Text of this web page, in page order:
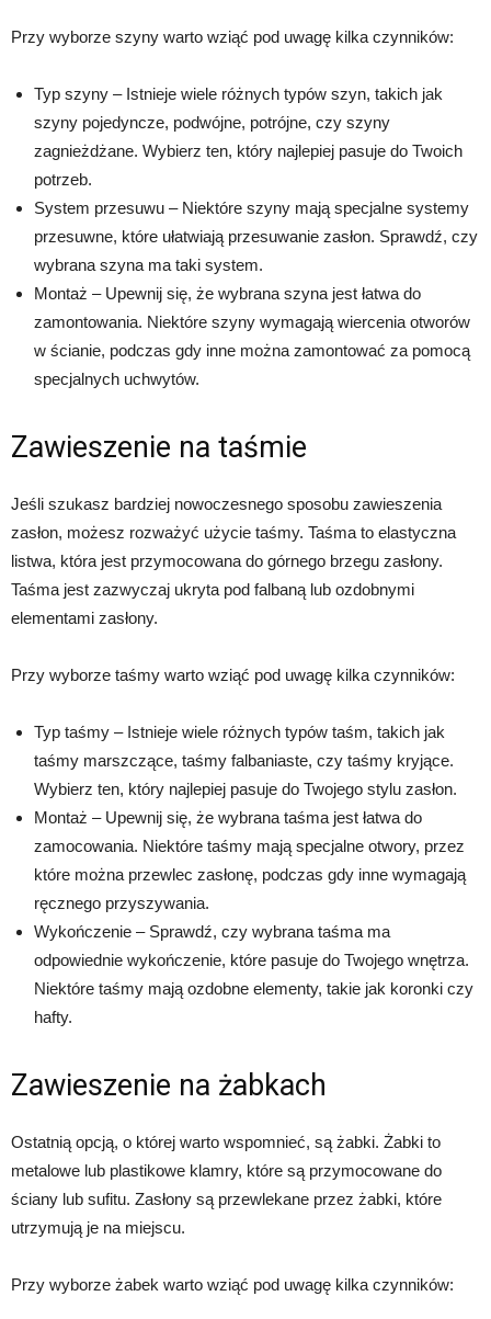
Przy wyborze szyny warto wziąć pod uwagę kilka czynników:
Typ szyny – Istnieje wiele różnych typów szyn, takich jak
szyny pojedyncze, podwójne, potrójne, czy szyny
zagnieżdżane. Wybierz ten, który najlepiej pasuje do Twoich
potrzeb.
System przesuwu – Niektóre szyny mają specjalne systemy
przesuwne, które ułatwiają przesuwanie zasłon. Sprawdź, czy
wybrana szyna ma taki system.
Montaż – Upewnij się, że wybrana szyna jest łatwa do
zamontowania. Niektóre szyny wymagają wiercenia otworów
w ścianie, podczas gdy inne można zamontować za pomocą
specjalnych uchwytów.
Zawieszenie na taśmie
Jeśli szukasz bardziej nowoczesnego sposobu zawieszenia
zasłon, możesz rozważyć użycie taśmy. Taśma to elastyczna
listwa, która jest przymocowana do górnego brzegu zasłony.
Taśma jest zazwyczaj ukryta pod falbaną lub ozdobnymi
elementami zasłony.
Przy wyborze taśmy warto wziąć pod uwagę kilka czynników:
Typ taśmy – Istnieje wiele różnych typów taśm, takich jak
taśmy marszczące, taśmy falbaniaste, czy taśmy kryjące.
Wybierz ten, który najlepiej pasuje do Twojego stylu zasłon.
Montaż – Upewnij się, że wybrana taśma jest łatwa do
zamocowania. Niektóre taśmy mają specjalne otwory, przez
które można przewlec zasłonę, podczas gdy inne wymagają
ręcznego przyszywania.
Wykończenie – Sprawdź, czy wybrana taśma ma
odpowiednie wykończenie, które pasuje do Twojego wnętrza.
Niektóre taśmy mają ozdobne elementy, takie jak koronki czy
hafty.
Zawieszenie na żabkach
Ostatnią opcją, o której warto wspomnieć, są żabki. Żabki to
metalowe lub plastikowe klamry, które są przymocowane do
ściany lub sufitu. Zasłony są przewlekane przez żabki, które
utrzymują je na miejscu.
Przy wyborze żabek warto wziąć pod uwagę kilka czynników: